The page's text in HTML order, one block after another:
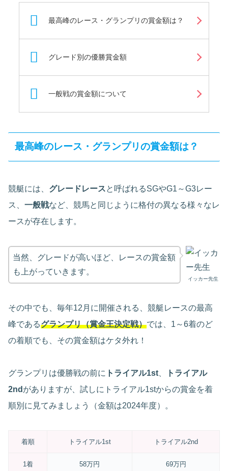
最高峰のレース・グランプリの賞金額は？
グレード別の優勝賞金額
一般戦の賞金額について
最高峰のレース・グランプリの賞金額は？
競艇には、 グレードレースと呼ばれるSGやG1～G3レー
ス、 一般戦など、競馬と同じように格付の異なる様々なレ
ースが存在します。
イッカー先生
当然、グレードが高いほど、レースの賞金額
も上がっていきます。
その中でも、毎年12月に開催される、競艇レースの最高
峰であるグランプリ（賞金王決定戦）では、1～6着のど
の着順でも、その賞金額はケタ外れ！
グランプリは優勝戦の前に トライアル1st
トライアル
2nd がありますが、試しにトライアル1stからの賞金を着
順別に見てみましょう（金額は2024年度）。
着順 トライアル1st トライアル2nd
1着 58万円 69万円